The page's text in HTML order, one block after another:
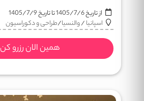
از تاریخ1405/7/6تا تاریخ1405/7/9
اسپانیا/والنسیا/طراحی و دکوراسیون
همین الان رزرو کن